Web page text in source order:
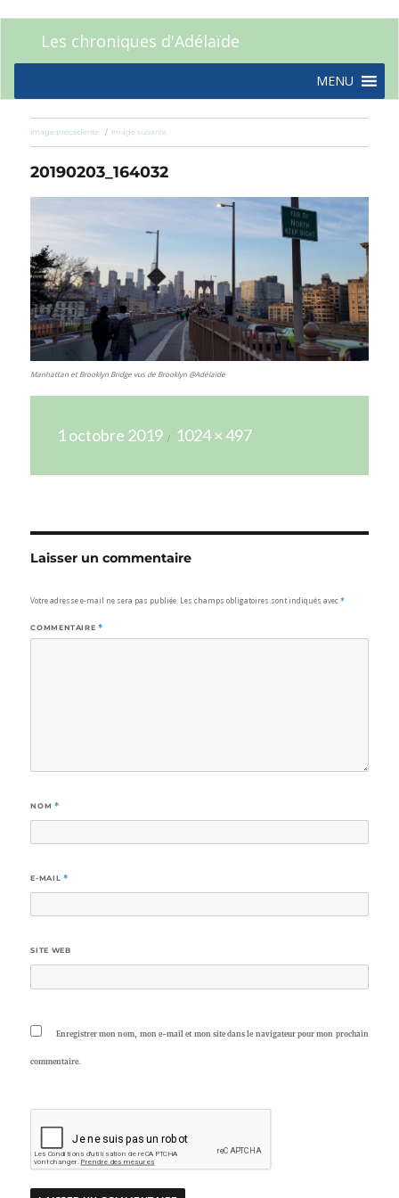
Les chroniques d'Adélaïde
MENU
Image précédente Image suivante
20190203_164032
Manhattan et Brooklyn Bridge vus de Brooklyn @Adélaïde
1 octobre 2019
réelle
1024 × 497
Laisser un commentaire
Votre adresse e-mail ne sera pas publiée. Les champs obligatoires sont indiqués avec*
COMMENTAIRE *
NOM *
E-MAIL *
SITE WEB
Enregistrer mon nom, mon e-mail et mon site dans le navigateur pour mon prochain
commentaire.